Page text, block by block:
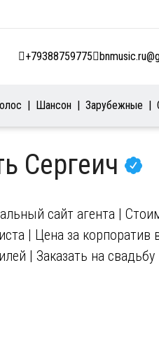
+79388759775
Шансон Зарубежные
Сергеич
сайт агента |
| Цена за корпоратив
| Заказать на свадьбу